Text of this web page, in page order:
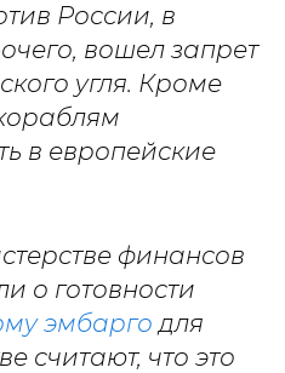
России, в
вошел запрет
угля. Кроме
в европейские
финансов
о готовности
эмбарго для
считают, что это